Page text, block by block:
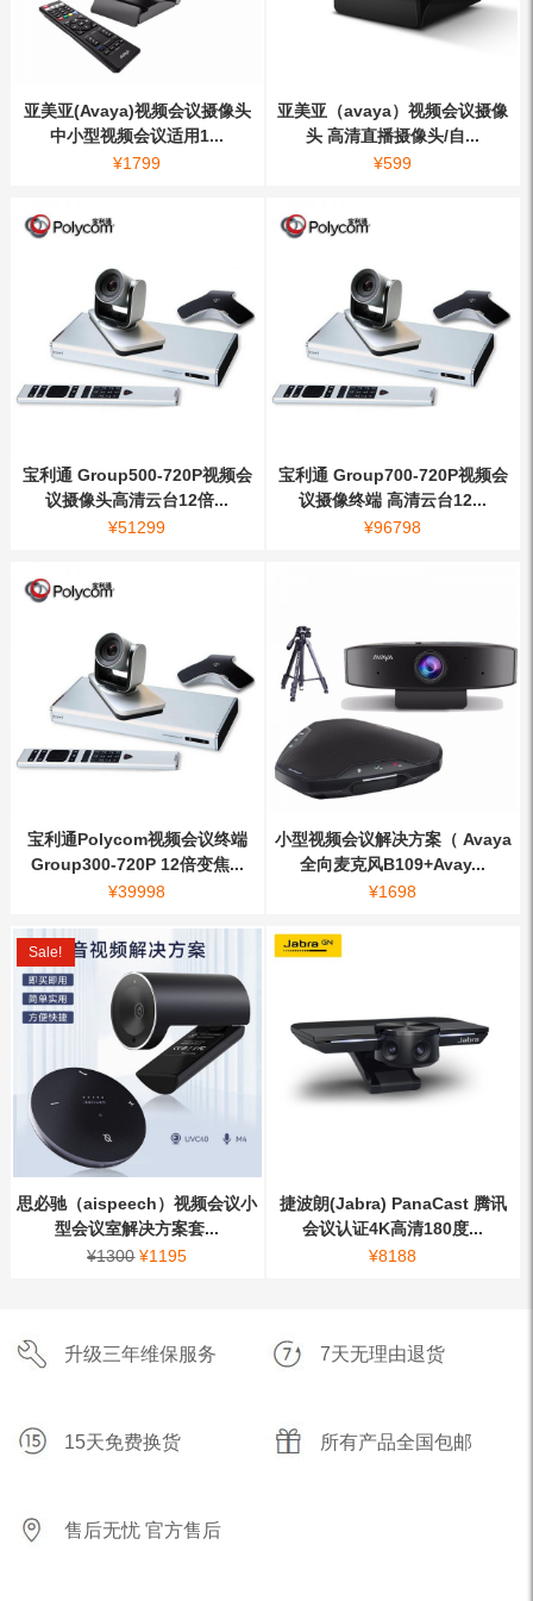
亚美亚(Avaya)视频会议摄像头
中小型视频会议适用1...
¥1799
亚美亚（avaya）视频会议摄像
头 高清直播摄像头/自...
¥599
宝利通 Group500-720P视频会
议摄像头高清云台12倍...
¥51299
宝利通 Group700-720P视频会
议摄像终端 高清云台12...
¥96798
宝利通Polycom视频会议终端
Group300-720P 12倍变焦...
¥39998
小型视频会议解决方案（ Avaya
全向麦克风B109+Avay...
¥1698
Sale!
思必驰（aispeech）视频会议小
型会议室解决方案套...
¥1300 ¥1195
捷波朗(Jabra) PanaCast 腾讯
会议认证4K高清180度...
¥8188
升级三年维保服务 7天无理由退货
15天免费换货 所有产品全国包邮
售后无忧 官方售后